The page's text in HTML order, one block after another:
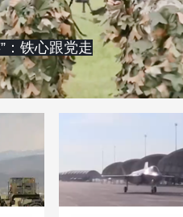
：铁心跟党走